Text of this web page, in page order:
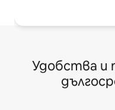
Удобства и